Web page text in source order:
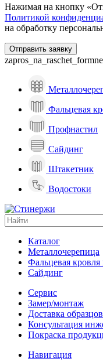
Нажимая на кнопку
Политикой
на обработку
Фальцевая
Профнастил
Сайдинг
Штакетник
Водостоки
Каталог
Металлочерепица
Фальцевая
Сайдинг
Сервис
Замер/монтаж
Доставка образцов
Консультация
Покраска
Навигация